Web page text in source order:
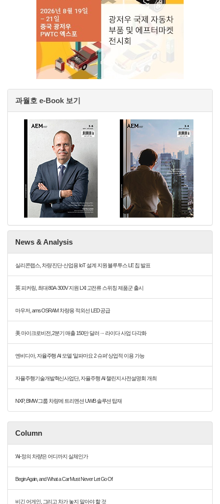
과월호 e-Book 보기
News & Analysis
실리콘랩스, 차량 진단·산업용 IoT 설계 지원 블루투스 LE 칩 발표
英 피커링, 최대 80A·300V 지원 LXI 고전류 스위칭 제품군 출시
마우저, ams OSRAM 차량용 적외선 LED 공급
美 마이크로비전, 2분기 매출 150만 달러 ··· 라이다 사업 다각화
엔비디아, 자율주행 AI 모델 ‘알파마요 2 슈퍼’ 상업적 이용 가능
자율주행기술개발혁신사업단, 자율주행 AI 챌린지 사전설명회 개최
NXP, BMW 그룹 차량에 트리멘션 UWB 솔루션 탑재
Column
'AI-정의 차량'은 어디까지 실체인가
Begin Again, and What a Car Must Never Let Go Of
비긴 어게인, 그리고 차가 놓지 말아야 할 것